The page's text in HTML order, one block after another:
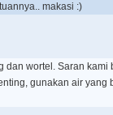
makasi :)
dan wortel. Saran kami
gunakan air yang